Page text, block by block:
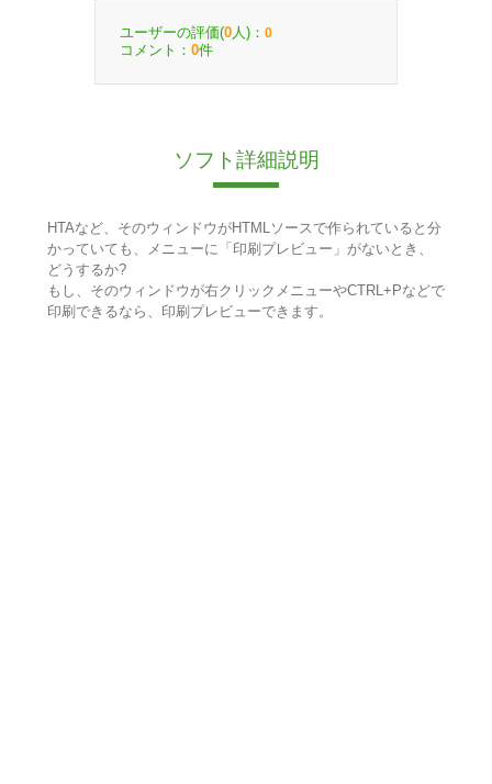
ユーザーの評価(0 人)： 0
コメント： 0件
ソフト詳細説明
HTAなど、そのウィンドウがHTMLソースで作られていると分
かっていても、メニューに「印刷プレビュー」がないとき、
どうするか?
もし、そのウィンドウが右クリックメニューやCTRL+Pなどで
印刷できるなら、印刷プレビューできます。